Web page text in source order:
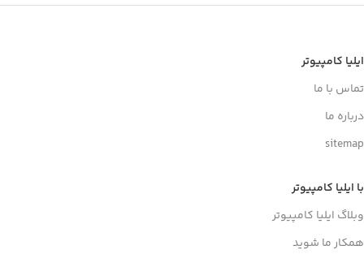
ایلیا کامپیوتر
تماس با ما
درباره ما
sitemap
با ایلیا کامپیوتر
وبلاگ ایلیا کامپیوتر
همکار ما شوید